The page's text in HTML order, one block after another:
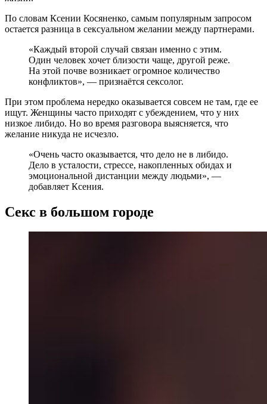
По словам Ксении Косяненко, самым популярным запросом
остается разница в сексуальном желании между партнерами.
«Каждый второй случай связан именно с этим.
Один человек хочет близости чаще, другой реже.
На этой почве возникает огромное количество
конфликтов», — признаётся сексолог.
При этом проблема нередко оказывается совсем не там, где ее
ищут. Женщины часто приходят с убеждением, что у них
низкое либидо. Но во время разговора выясняется, что
желание никуда не исчезло.
«Очень часто оказывается, что дело не в либидо.
Дело в усталости, стрессе, накопленных обидах и
эмоциональной дистанции между людьми», —
добавляет Ксения.
Секс в большом городе